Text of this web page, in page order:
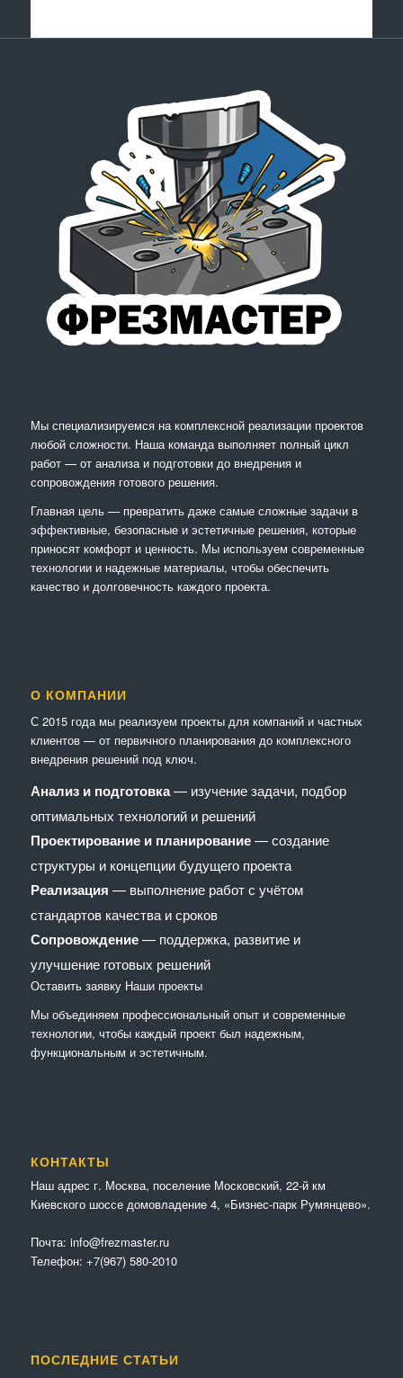
Мы специализируемся на комплексной реализации проектов
любой сложности. Наша команда выполняет полный цикл
работ — от анализа и подготовки до внедрения и
сопровождения готового решения.
Главная цель — превратить даже самые сложные задачи в
эффективные, безопасные и эстетичные решения, которые
приносят комфорт и ценность. Мы используем современные
технологии и надежные материалы, чтобы обеспечить
качество и долговечность каждого проекта.
О КОМПАНИИ
С 2015 года мы реализуем проекты для компаний и частных
клиентов — от первичного планирования до комплексного
внедрения решений под ключ.
Анализ и подготовка— изучение задачи, подбор
оптимальных технологий и решений
Проектирование и планирование— создание
структуры и концепции будущего проекта
Реализация — выполнение работ с учётом
стандартов качества и сроков
Сопровождение— поддержка, развитие и
улучшение готовых решений
Оставить заявку Наши проекты
Мы объединяем профессиональный опыт и современные
технологии, чтобы каждый проект был надежным,
функциональным и эстетичным.
КОНТАКТЫ
Наш адрес г. Москва, поселение Московский, 22-й км
Киевского шоссе домовладение 4, «Бизнес-парк Румянцево».
Почта: info@frezmaster.ru
Телефон: +7(967) 580-2010
ПОСЛЕДНИЕ СТАТЬИ